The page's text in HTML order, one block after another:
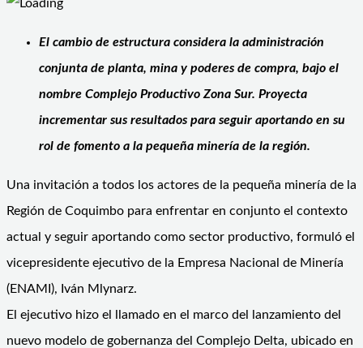
El cambio de estructura considera la administración
conjunta de planta, mina y poderes de compra, bajo el
nombre Complejo Productivo Zona Sur. Proyecta
incrementar sus resultados para seguir aportando en su
rol de fomento a la pequeña minería de la región.
Una invitación a todos los actores de la pequeña minería de la
Región de Coquimbo para enfrentar en conjunto el contexto
actual y seguir aportando como sector productivo, formuló el
vicepresidente ejecutivo de la Empresa Nacional de Minería
(ENAMI), Iván Mlynarz.
El ejecutivo hizo el llamado en el marco del lanzamiento del
nuevo modelo de gobernanza del Complejo Delta, ubicado en